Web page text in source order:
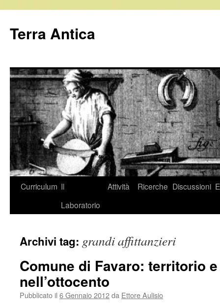
contenuto
Terra Antica
Curriculum Il
Laboratorio
Attività Ricerche Discussioni
Archivi tag: grandi affittanzieri
Comune di Favaro: territorio
nell’ottocento
Pubblicato il 6 Gennaio 2012da Ettore Aulisio